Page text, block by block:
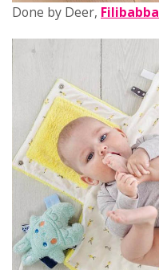
Done by Deer, Filibabba